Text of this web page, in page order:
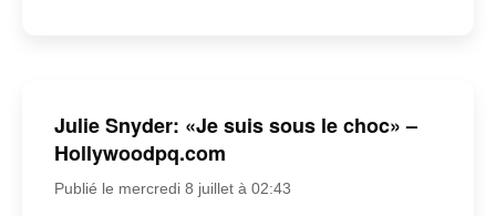
Julie Snyder: «Je suis sous le choc» –
Hollywoodpq.com
Publié le mercredi 8 juillet à 02:43